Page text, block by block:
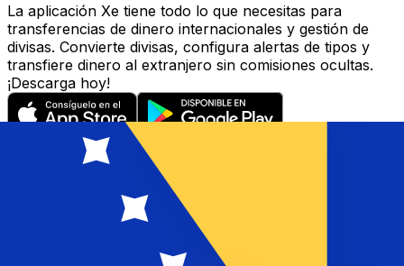
La aplicación Xe tiene todo lo que necesitas para
transferencias de dinero internacionales y gestión de
divisas. Convierte divisas, configura alertas de tipos y
transfiere dinero al extranjero sin comisiones ocultas.
¡Descarga hoy!